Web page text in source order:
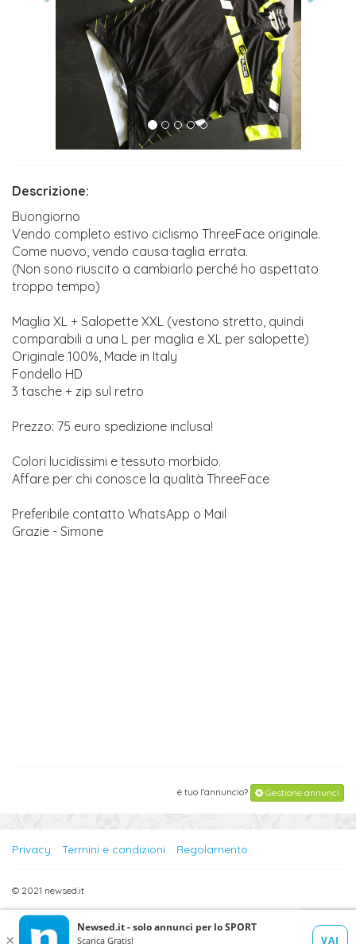
Descrizione:
Buongiorno
Vendo completo estivo ciclismo ThreeFace originale.
Come nuovo, vendo causa taglia errata.
(Non sono riuscito a cambiarlo perché ho aspettato
troppo tempo)
Maglia XL + Salopette XXL (vestono stretto, quindi
comparabili a una L per maglia e XL per salopette)
Originale 100%, Made in Italy
Fondello HD
3 tasche + zip sul retro
Prezzo: 75 euro spedizione inclusa!
Colori lucidissimi e tessuto morbido.
Affare per chi conosce la qualità ThreeFace
Preferibile contatto WhatsApp o Mail
Grazie - Simone
è tuo l'annuncio? Gestione annunci
Privacy Termini e condizioni Regolamento
© 2021 newsed.it